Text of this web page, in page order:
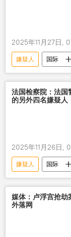
2025年11月27日,
嫌疑人 国际
法国检察院：法国
的另外四名嫌疑人
2025年11月26日,
嫌疑人 国际
媒体：卢浮宫抢劫
外落网